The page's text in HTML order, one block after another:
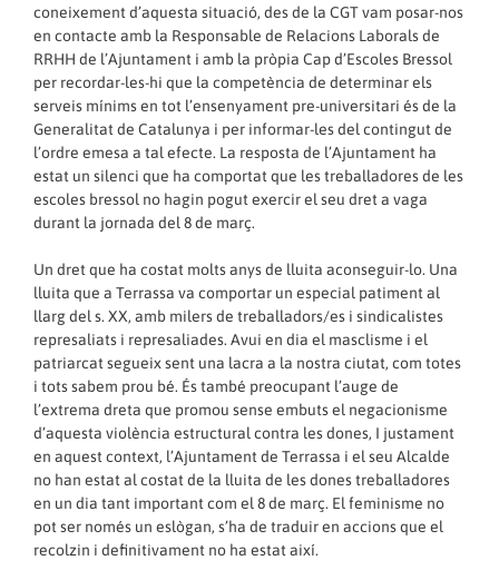
coneixement d’aquesta situació, des de la CGT vam posar-nos
en contacte amb la Responsable de Relacions Laborals de
RRHH de l’Ajuntament i amb la pròpia Cap d’Escoles Bressol
per recordar-les-hi que la competència de determinar els
serveis mínims en tot l’ensenyament pre-universitari és de la
Generalitat de Catalunya i per informar-les del contingut de
l’ordre emesa a tal efecte. La resposta de l’Ajuntament ha
estat un silenci que ha comportat que les treballadores de les
escoles bressol no hagin pogut exercir el seu dret a vaga
durant la jornada del 8 de març.
Un dret que ha costat molts anys de lluita aconseguir-lo. Una
lluita que a Terrassa va comportar un especial patiment al
llarg del s. XX, amb milers de treballadors/es i sindicalistes
represaliats i represaliades. Avui en dia el masclisme i el
patriarcat segueix sent una lacra a la nostra ciutat, com totes
i tots sabem prou bé. És també preocupant l’auge de
l’extrema dreta que promou sense embuts el negacionisme
d’aquesta violència estructural contra les dones, I justament
en aquest context, l’Ajuntament de Terrassa i el seu Alcalde
no han estat al costat de la lluita de les dones treballadores
en un dia tant important com el 8 de març. El feminisme no
pot ser només un eslògan, s’ha de traduir en accions que el
recolzin i definitivament no ha estat així.